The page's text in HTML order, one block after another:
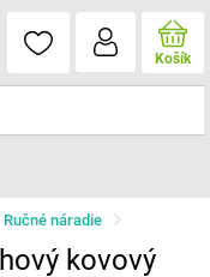
Košík
Ručné náradie
kovový